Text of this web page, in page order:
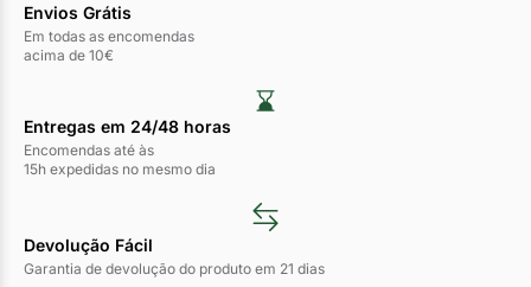
Envios Grátis
Em todas as encomendas
acima de 10€
Entregas em 24/48 horas​
Encomendas até às
15h expedidas no mesmo dia
Devolução Fácil
Garantia de devolução do produto em 21 dias